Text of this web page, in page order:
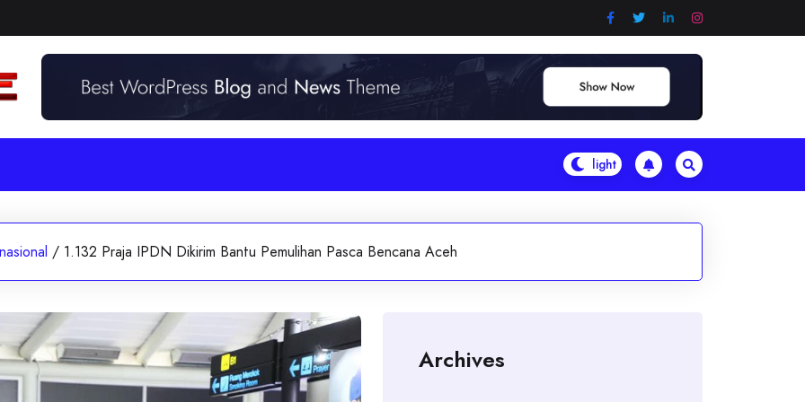
nasional / 1.132 Praja IPDN Dikirim Bantu Pemulihan Pasca Bencana Aceh
Archives